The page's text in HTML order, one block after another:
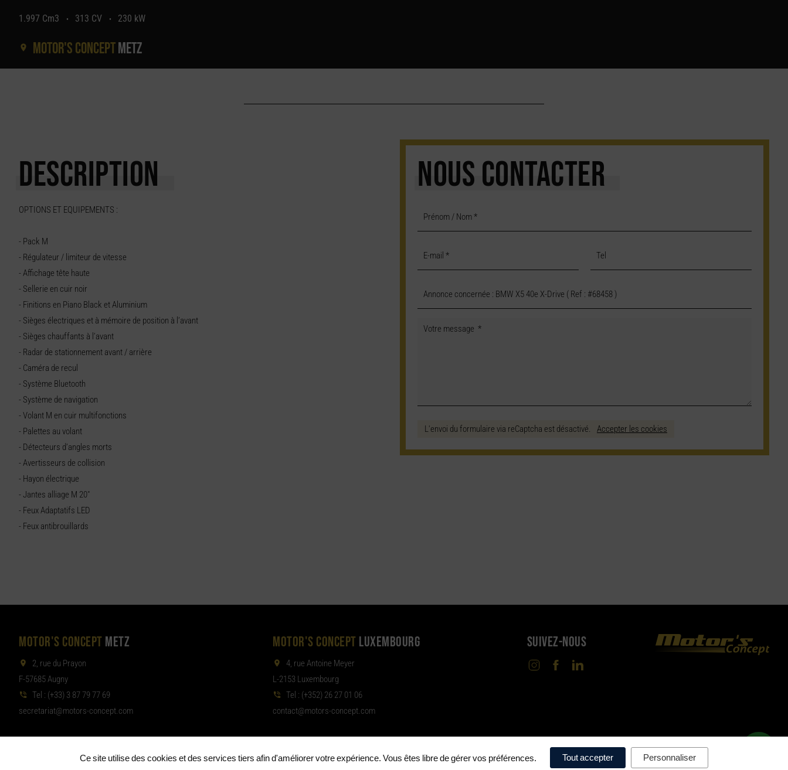
1.997 Cm3 • 313 CV • 230 kW
Motor's conceptMetz
DESCRIPTION
OPTIONS ET EQUIPEMENTS :
- Pack M
- Régulateur / limiteur de vitesse
- Affichage tête haute
- Sellerie en cuir noir
- Finitions en Piano Black et Aluminium
- Sièges électriques et à mémoire de position à l’avant
- Sièges chauffants à l’avant
- Radar de stationnement avant / arrière
- Caméra de recul
- Système Bluetooth
- Système de navigation
- Volant M en cuir multifonctions
- Palettes au volant
- Détecteurs d’angles morts
- Avertisseurs de collision
- Hayon électrique
- Jantes alliage M 20"
- Feux Adaptatifs LED
- Feux antibrouillards
NOUS CONTACTER
L'envoi du formulaire via reCaptcha est désactivé. Accepter les cookies
MOTOR'S CONCEPT METZ
2, rue du Prayon
F-57685 Augny
Tel : (+33) 3 87 79 77 69
moc.tpecnoc-sro
tom@tair
aterces
MOTOR'S CONCEPT LUXEMBOURG
4, rue Antoine Meyer
L-2153 Luxembourg
Tel : (+352) 26 27 01 06
moc.tpecnoc-sro
tom@tcat
noc
SUIVEZ-NOUS
Motor's Concept Metz & Luxembourg • Mentions légales • Politique de confidentialité • Politique de cookies • Préférences de cookies
Ce site utilise des cookies et des services tiers afin d'améliorer votre expérience. Vous êtes libre de gérer vos préférences. Tout accepter Personnaliser